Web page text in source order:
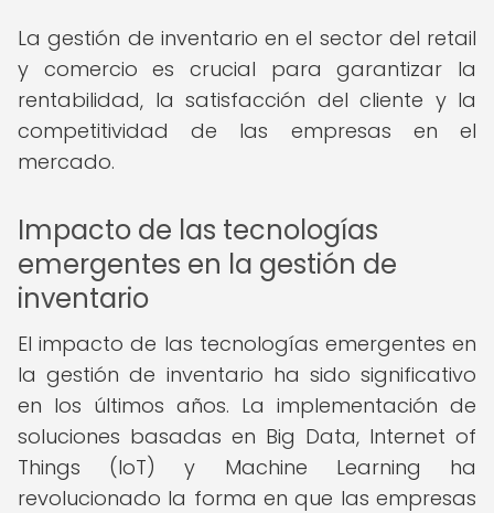
La gestión de inventario en el sector del retail
y comercio es crucial para garantizar la
rentabilidad, la satisfacción del cliente y la
competitividad de las empresas en el
mercado.
Impacto de las tecnologías
emergentes en la gestión de
inventario
El impacto de las tecnologías emergentes en
la gestión de inventario ha sido significativo
en los últimos años. La implementación de
soluciones basadas en Big Data, Internet of
Things (IoT) y Machine Learning ha
revolucionado la forma en que las empresas